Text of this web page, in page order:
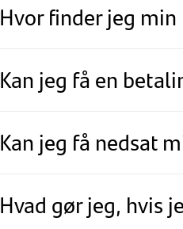
Hvor finder jeg
Kan jeg få en
Kan jeg få nedsat
Hvad gør jeg, hvis